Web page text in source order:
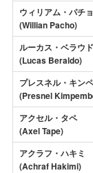
ウィリアム・パチョ
(Willian Pacho)
ルーカス・ベラウド
(Lucas Beraldo)
プレスネル・キン
(Presnel
アクセル・タペ
(Axel Tape)
アクラフ・ハキミ
(Achraf Hakimi)